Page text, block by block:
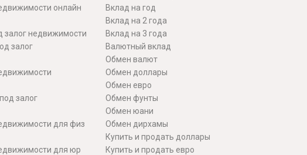
онлайн
залог недвижимости
залог
залог
для физ
для юр
Вклад на год
Вклад на 2 года
Вклад на 3 года
Валютный вклад
Обмен валют
Обмен доллары
Обмен евро
Обмен фунты
Обмен юани
Обмен дирхамы
Купить и продать доллары
Купить и продать евро